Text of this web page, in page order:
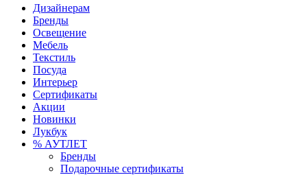
Дизайнерам
Бренды
Освещение
Мебель
Текстиль
Посуда
Интерьер
Сертификаты
Акции
Новинки
Лукбук
% АУТЛЕТ
Бренды
Подарочные сертификаты